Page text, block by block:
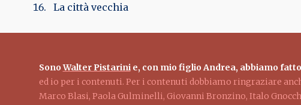
La città vecchia
SonoWalter Pistarinie, con mio figlio Andrea, abbiamo
ed io per i contenuti. Per i contenuti dobbiamo ringraziare
Marco Blasi, Paola Gulminelli, Giovanni Bronzino, Italo